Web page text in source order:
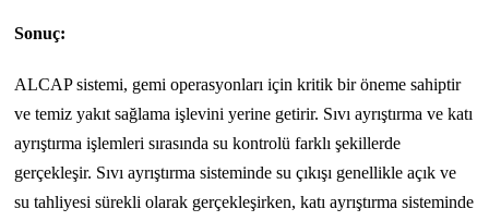
Sonuç:
ALCAP sistemi, gemi operasyonları için kritik bir öneme sahiptir
ve temiz yakıt sağlama işlevini yerine getirir. Sıvı ayrıştırma ve katı
ayrıştırma işlemleri sırasında su kontrolü farklı şekillerde
gerçekleşir. Sıvı ayrıştırma sisteminde su çıkışı genellikle açık ve
su tahliyesi sürekli olarak gerçekleşirken, katı ayrıştırma sisteminde